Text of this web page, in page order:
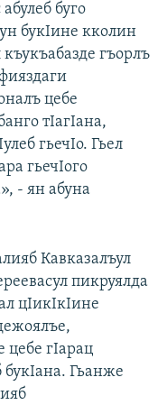
буго
букIине кколин
гъорлъ
цебе
тIагIана,
гьечIо. Гьел
гьечIого
- ян абуна
Кавказалъул
пикруялда
цIикIкIине
цебе гIарац
Гьанже